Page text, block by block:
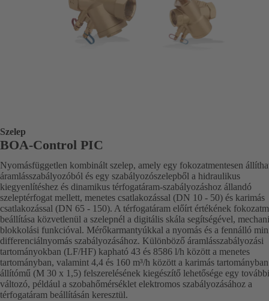
Szelep
BOA-Control PIC
Nyomásfüggetlen kombinált szelep, amely egy fokozatmentesen
áramlásszabályozóból és egy szabályozószelepből a hidraulikus
kiegyenlítéshez és dinamikus térfogatáram-szabályozáshoz állandó
szeleptérfogat mellett, menetes csatlakozással (DN 10 - 50) és karimás
csatlakozással (DN 65 - 150). A térfogatáram előírt értékének
beállítása közvetlenül a szelepnél a digitális skála segítségével,
blokkolási funkcióval. Mérőkarmantyúkkal a nyomás és a fennálló
differenciálnyomás szabályozásához. Különböző áramlásszabályozási
tartományokban (LF/HF) kapható 43 és 8586 l/h között a menetes
tartományban, valamint 4,4 és 160 m³/h között a karimás
állítómű (M 30 x 1,5) felszerelésének kiegészítő lehetősége egy további
változó, például a szobahőmérséklet elektromos szabályozásához a
térfogatáram beállításán keresztül.